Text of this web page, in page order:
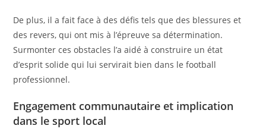
De plus, il a fait face à des défis tels que des blessures et
des revers, qui ont mis à l’épreuve sa détermination.
Surmonter ces obstacles l’a aidé à construire un état
d’esprit solide qui lui servirait bien dans le football
professionnel.
Engagement communautaire et implication
dans le sport local